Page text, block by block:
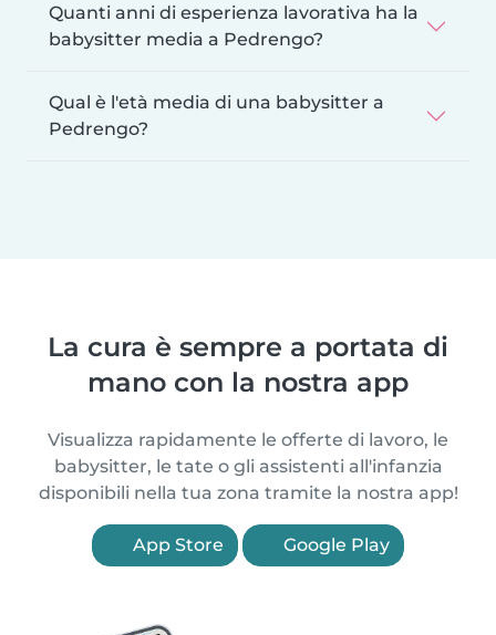
Quanti anni di esperienza lavorativa ha la
babysitter media a Pedrengo?
Qual è l'età media di una babysitter a
Pedrengo?
La cura è sempre a portata di
mano con la nostra app
Visualizza rapidamente le offerte di lavoro, le
babysitter, le tate o gli assistenti all'infanzia
disponibili nella tua zona tramite la nostra app!
App Store Google Play